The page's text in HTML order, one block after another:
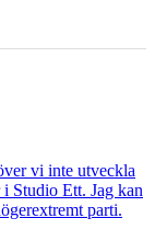
vi inte utveckla
Studio Ett. Jag kan
parti.